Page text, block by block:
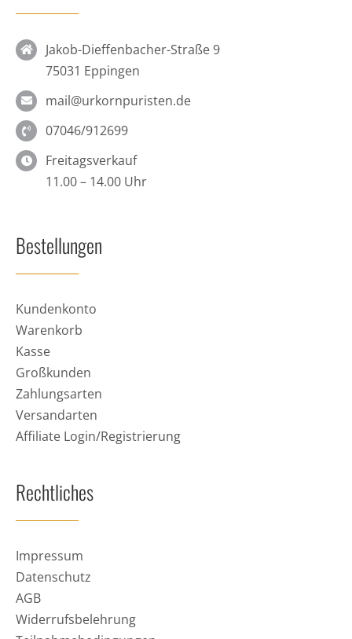
Jakob-Dieffenbacher-Straße 9
75031 Eppingen
mail@urkornpuristen.de
07046/912699
Freitagsverkauf
11.00 – 14.00 Uhr
Bestellungen
Kundenkonto
Warenkorb
Kasse
Großkunden
Zahlungsarten
Versandarten
Affiliate Login/Registrierung
Rechtliches
Impressum
Datenschutz
AGB
Widerrufsbelehrung